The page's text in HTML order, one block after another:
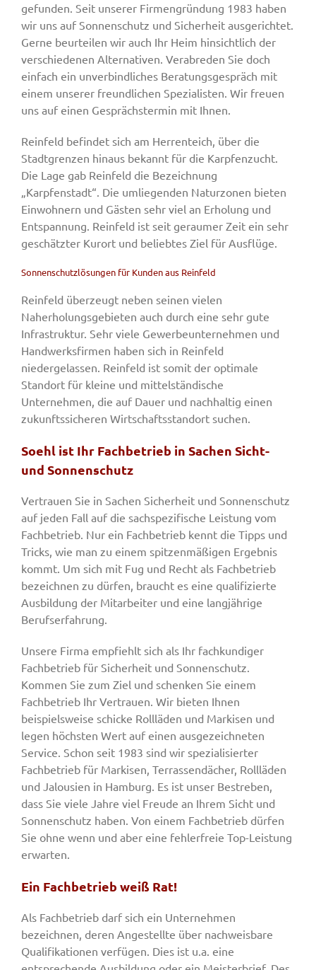
gefunden. Seit unserer Firmengründung 1983 haben
wir uns auf Sonnenschutz und Sicherheit ausgerichtet.
Gerne beurteilen wir auch Ihr Heim hinsichtlich der
verschiedenen Alternativen. Verabreden Sie doch
einfach ein unverbindliches Beratungsgespräch mit
einem unserer freundlichen Spezialisten. Wir freuen
uns auf einen Gesprächstermin mit Ihnen.
Reinfeld befindet sich am Herrenteich, über die
Stadtgrenzen hinaus bekannt für die Karpfenzucht.
Die Lage gab Reinfeld die Bezeichnung
„Karpfenstadt“. Die umliegenden Naturzonen bieten
Einwohnern und Gästen sehr viel an Erholung und
Entspannung. Reinfeld ist seit geraumer Zeit ein sehr
geschätzter Kurort und beliebtes Ziel für Ausflüge.
Sonnenschutzlösungen für Kunden aus Reinfeld
Reinfeld überzeugt neben seinen vielen
Naherholungsgebieten auch durch eine sehr gute
Infrastruktur. Sehr viele Gewerbeunternehmen und
Handwerksfirmen haben sich in Reinfeld
niedergelassen. Reinfeld ist somit der optimale
Standort für kleine und mittelständische
Unternehmen, die auf Dauer und nachhaltig einen
zukunftssicheren Wirtschaftsstandort suchen.
Soehl ist Ihr Fachbetrieb in Sachen Sicht-
und Sonnenschutz
Vertrauen Sie in Sachen Sicherheit und Sonnenschutz
auf jeden Fall auf die sachspezifische Leistung vom
Fachbetrieb. Nur ein Fachbetrieb kennt die Tipps und
Tricks, wie man zu einem spitzenmäßigen Ergebnis
kommt. Um sich mit Fug und Recht als Fachbetrieb
bezeichnen zu dürfen, braucht es eine qualifizierte
Ausbildung der Mitarbeiter und eine langjährige
Berufserfahrung.
Unsere Firma empfiehlt sich als Ihr fachkundiger
Fachbetrieb für Sicherheit und Sonnenschutz.
Kommen Sie zum Ziel und schenken Sie einem
Fachbetrieb Ihr Vertrauen. Wir bieten Ihnen
beispielsweise schicke Rollläden und Markisen und
legen höchsten Wert auf einen ausgezeichneten
Service. Schon seit 1983 sind wir spezialisierter
Fachbetrieb für Markisen, Terrassendächer, Rollläden
und Jalousien in Hamburg. Es ist unser Bestreben,
dass Sie viele Jahre viel Freude an Ihrem Sicht und
Sonnenschutz haben. Von einem Fachbetrieb dürfen
Sie ohne wenn und aber eine fehlerfreie Top-Leistung
erwarten.
Ein Fachbetrieb weiß Rat!
Als Fachbetrieb darf sich ein Unternehmen
bezeichnen, deren Angestellte über nachweisbare
Qualifikationen verfügen. Dies ist u.a. eine